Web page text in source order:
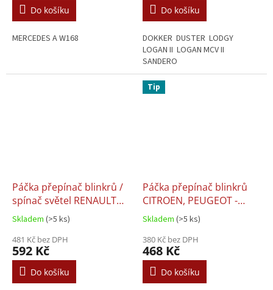
Do košíku
MERCEDES A W168
Do košíku
DOKKER DUSTER LODGY
LOGAN II LOGAN MCV II
SANDERO
Páčka přepínač blinkrů /
spínač světel RENAULT
OPEL - 4410524 /
7701048912
Skladem (>5 ks)
481 Kč bez DPH
592 Kč
Do košíku
Tip
Páčka přepínač blinkrů
CITROEN, PEUGEOT -
96466653XT / 96466653ZL
/ 96509721XT /
96530926XT
Skladem (>5 ks)
380 Kč bez DPH
468 Kč
Do košíku